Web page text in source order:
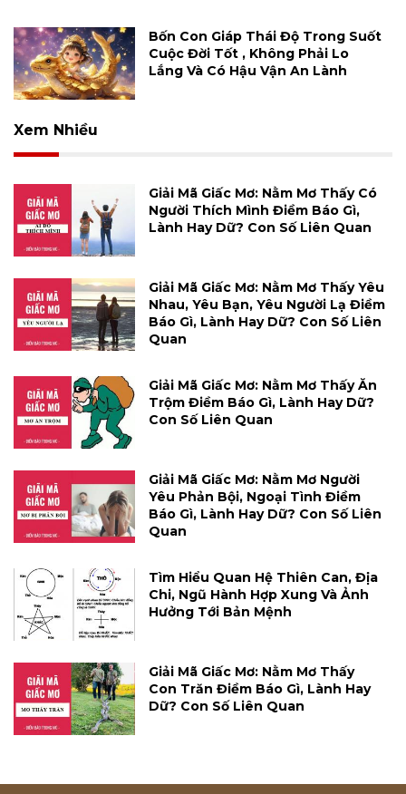
Bốn Con Giáp Thái Độ Trong Suốt
Cuộc Đời Tốt , Không Phải Lo
Lắng Và Có Hậu Vận An Lành
Xem Nhiều
Giải Mã Giấc Mơ: Nằm Mơ Thấy Có
Người Thích Mình Điềm Báo Gì,
Lành Hay Dữ? Con Số Liên Quan
Giải Mã Giấc Mơ: Nằm Mơ Thấy Yêu
Nhau, Yêu Bạn, Yêu Người Lạ Điềm
Báo Gì, Lành Hay Dữ? Con Số Liên
Quan
Giải Mã Giấc Mơ: Nằm Mơ Thấy Ăn
Trộm Điềm Báo Gì, Lành Hay Dữ?
Con Số Liên Quan
Giải Mã Giấc Mơ: Nằm Mơ Người
Yêu Phản Bội, Ngoại Tình Điềm
Báo Gì, Lành Hay Dữ? Con Số Liên
Quan
Tìm Hiểu Quan Hệ Thiên Can, Địa
Chi, Ngũ Hành Hợp Xung Và Ảnh
Hưởng Tới Bản Mệnh
Giải Mã Giấc Mơ: Nằm Mơ Thấy
Con Trăn Điềm Báo Gì, Lành Hay
Dữ? Con Số Liên Quan